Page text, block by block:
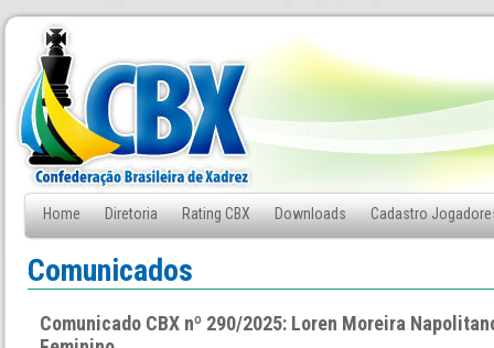
Home Diretoria Rating CBX Downloads Cadastro
Fale Conosco
Comunicados
Comunicado CBX nº 290/2025: Loren Moreira